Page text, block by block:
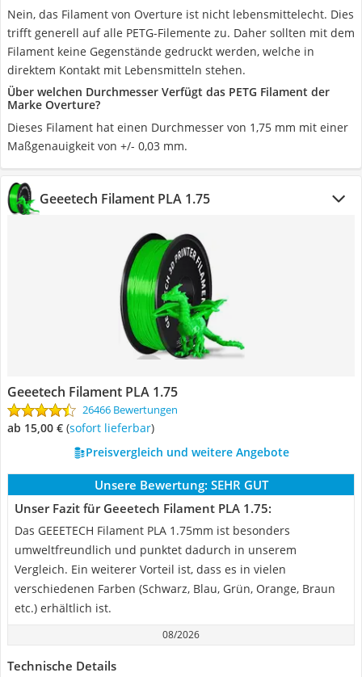
Nein, das Filament von Overture ist nicht lebensmittelecht. Dies
trifft generell auf alle PETG-Filemente zu. Daher sollten mit dem
Filament keine Gegenstände gedruckt werden, welche in
direktem Kontakt mit Lebensmitteln stehen.
Über welchen Durchmesser Verfügt das PETG Filament der
Marke Overture?
Dieses Filament hat einen Durchmesser von 1,75 mm mit einer
Maßgenauigkeit von +/- 0,03 mm.
Geeetech Filament PLA 1.75
Geeetech Filament PLA 1.75
26466 Bewertungen
ab 15,00 € ( Sofort lieferbar)
Preisvergleich und weitere Angebote
Unsere Bewertung: SEHR GUT
Unser Fazit für Geeetech Filament PLA 1.75:
Das GEEETECH Filament PLA 1.75mm ist besonders
umweltfreundlich und punktet dadurch in unserem
Vergleich. Ein weiterer Vorteil ist, dass es in vielen
verschiedenen Farben (Schwarz, Blau, Grün, Orange, Braun
etc.) erhältlich ist.
08/2026
Technische Details